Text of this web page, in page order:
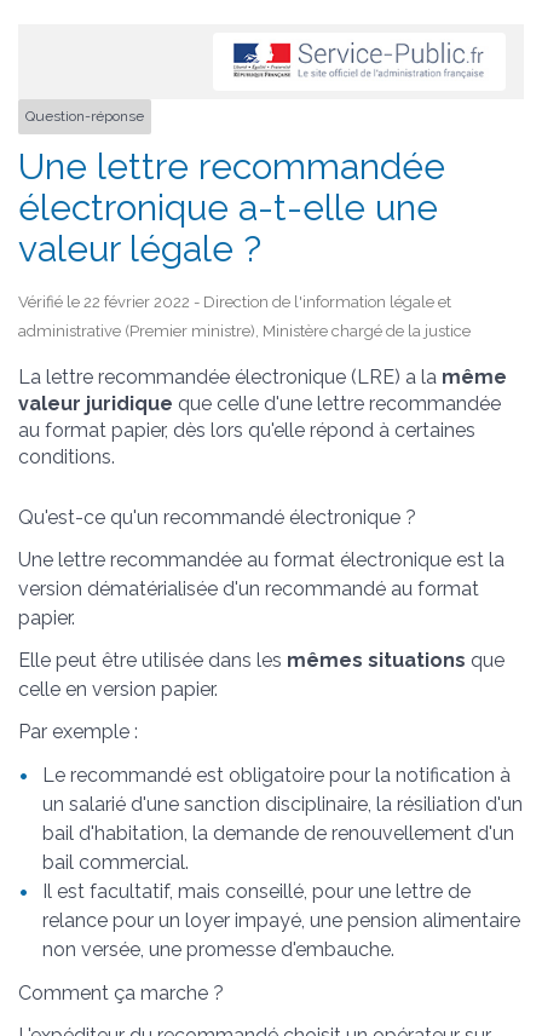
Question-réponse
Une lettre recommandée
électronique a-t-elle une
valeur légale ?
Vérifié le 22 février 2022 - Direction de l'information légale et
administrative (Premier ministre), Ministère chargé de la justice
La lettre recommandée électronique (LRE) a la même
valeur juridique que celle d'une lettre recommandée
au format papier, dès lors qu'elle répond à certaines
conditions.
Qu'est-ce qu'un recommandé électronique ?
Une lettre recommandée au format électronique est la
version dématérialisée d'un recommandé au format
papier.
Elle peut être utilisée dans les mêmes situations que
celle en version papier.
Par exemple :
Le recommandé est obligatoire pour la notification à
un salarié d'une sanction disciplinaire, la résiliation d'un
bail d'habitation, la demande de renouvellement d'un
bail commercial.
Il est facultatif, mais conseillé, pour une lettre de
relance pour un loyer impayé, une pension alimentaire
non versée, une promesse d'embauche.
Comment ça marche ?